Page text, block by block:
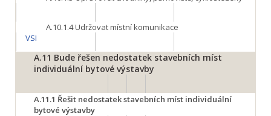
A.10.1.4Udržovat místní komunikace
VSI
A.11 Bude řešen nedostatek stavebních míst
individuální bytové výstavby
A.11.1 Řešit nedostatek stavebních míst individuální
bytové výstavby